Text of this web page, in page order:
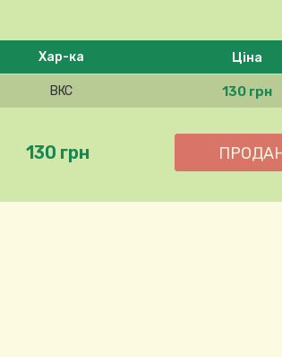
Хар-ка Ціна
ВКС 130 грн
130 грн